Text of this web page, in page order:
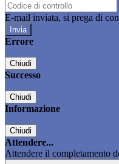
E-mail inviata, si prega di
Errore
Chiudi
Successo
Chiudi
Informazione
Chiudi
Attendere...
Attendere il completamento